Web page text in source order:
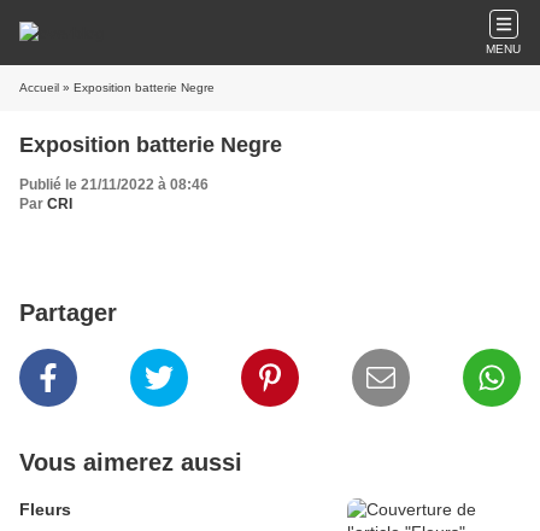
MENU
Accueil » Exposition batterie Negre
Exposition batterie Negre
Publié le 21/11/2022 à 08:46
Par CRI
Partager
Vous aimerez aussi
Fleurs